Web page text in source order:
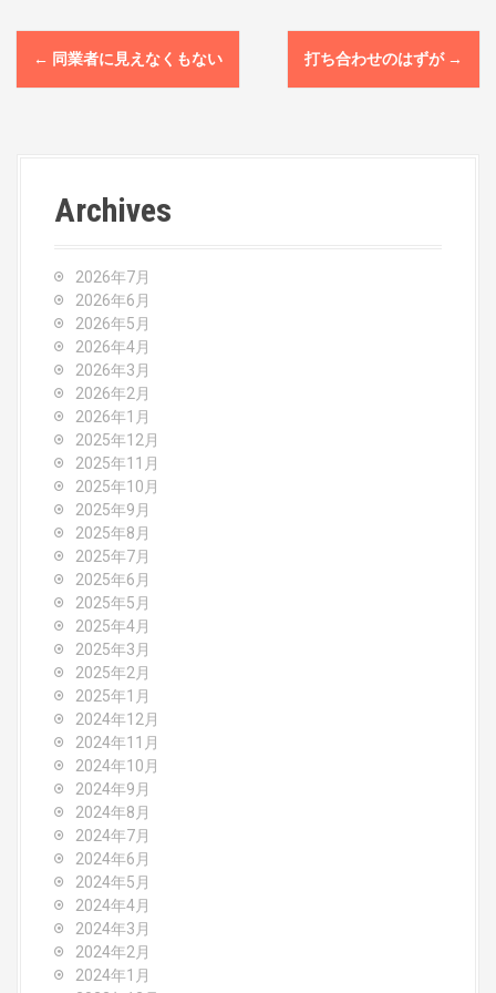
P
o
← 同業者に見えなくもない 打ち合わせのはずが →
Archives
2026年7月
2026年6月
2026年5月
2026年4月
2026年3月
2026年2月
2026年1月
2025年12月
2025年11月
2025年10月
2025年9月
2025年8月
2025年7月
2025年6月
2025年5月
2025年4月
2025年3月
2025年2月
2025年1月
2024年12月
2024年11月
2024年10月
2024年9月
2024年8月
2024年7月
2024年6月
2024年5月
2024年4月
2024年3月
2024年2月
2024年1月